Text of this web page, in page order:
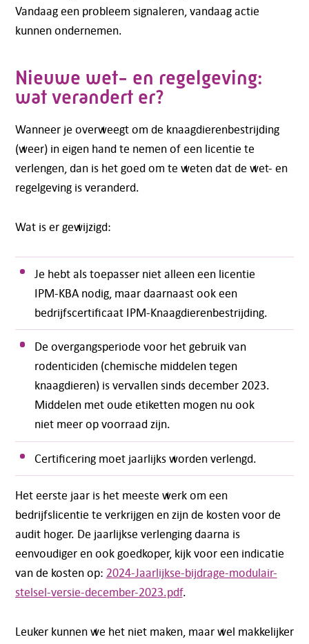
Vandaag een probleem signaleren, vandaag actie
kunnen ondernemen.
Nieuwe wet- en regelgeving:
wat verandert er?
Wanneer je overweegt om de knaagdierenbestrijding
(weer) in eigen hand te nemen of een licentie te
verlengen, dan is het goed om te weten dat de wet- en
regelgeving is veranderd.
Wat is er gewijzigd:
Je hebt als toepasser niet alleen een licentie
IPM-KBA nodig, maar daarnaast ook een
bedrijfscertificaat IPM-Knaagdierenbestrijding.
De overgangsperiode voor het gebruik van
rodenticiden (chemische middelen tegen
knaagdieren) is vervallen sinds december 2023.
Middelen met oude etiketten mogen nu ook
niet meer op voorraad zijn.
Certificering moet jaarlijks worden verlengd.
Het eerste jaar is het meeste werk om een
bedrijfslicentie te verkrijgen en zijn de kosten voor de
audit hoger. De jaarlijkse verlenging daarna is
eenvoudiger en ook goedkoper, kijk voor een indicatie
van de kosten op: 2024-Jaarlijkse-bijdrage-modulair-
stelsel-versie-december-2023.pdf.
Leuker kunnen we het niet maken, maar wel makkelijker